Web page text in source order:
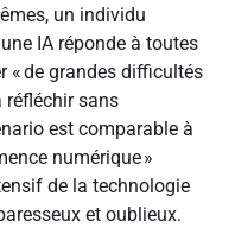
un individu
IA réponde à toutes
« de grandes difficultés
réfléchir sans
est comparable à
numérique »
de la technologie
et oublieux.